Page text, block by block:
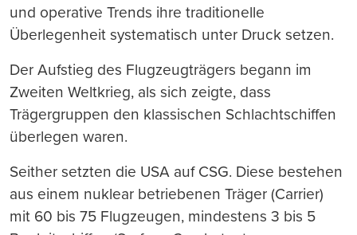
und operative Trends ihre traditionelle
Überlegenheit systematisch unter Druck setzen.
Der Aufstieg des Flugzeugträgers begann im
Zweiten Weltkrieg, als sich zeigte, dass
Trägergruppen den klassischen Schlachtschiffen
überlegen waren.
Seither setzten die USA auf CSG. Diese bestehen
aus einem nuklear betriebenen Träger (Carrier)
mit 60 bis 75 Flugzeugen, mindestens 3 bis 5